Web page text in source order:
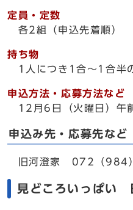
定員・定数
各2組（申込先着順）
持ち物
1人につき1合～1合半
申込方法・応募方法など
12月6日（火曜日）午
申込み先・応募先な
旧河澄家 072（984）
見どころいっぱい